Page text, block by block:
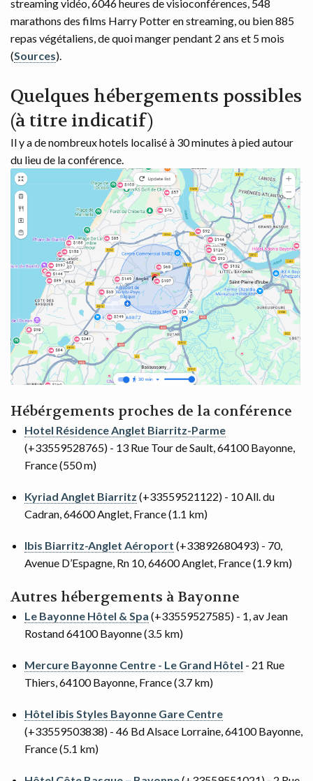
streaming vidéo, 6046 heures de visioconférences, 548
marathons des films Harry Potter en streaming, ou bien 885
repas végétaliens, de quoi manger pendant 2 ans et 5 mois
(Sources).
Quelques hébergements possibles
(à titre indicatif)
Il y a de nombreux hotels localisé à 30 minutes à pied autour
du lieu de la conférence.
Hébérgements proches de la conférence
Hotel Résidence Anglet Biarritz-Parme
(+33559528765) - 13 Rue Tour de Sault, 64100 Bayonne,
France (550 m)
Kyriad Anglet Biarritz (+33559521122) - 10 All. du
Cadran, 64600 Anglet, France (1.1 km)
Ibis Biarritz-Anglet Aéroport (+33892680493) - 70,
Avenue D’Espagne, Rn 10, 64600 Anglet, France (1.9 km)
Autres hébergements à Bayonne
Le Bayonne Hôtel & Spa (+33559527585) - 1, av Jean
Rostand 64100 Bayonne (3.5 km)
Mercure Bayonne Centre - Le Grand Hôtel - 21 Rue
Thiers, 64100 Bayonne, France (3.7 km)
Hôtel ibis Styles Bayonne Gare Centre
(+33559503838) - 46 Bd Alsace Lorraine, 64100 Bayonne,
France (5.1 km)